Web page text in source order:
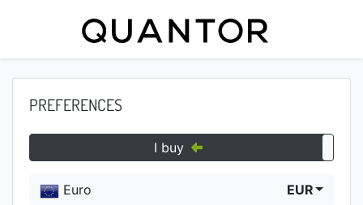
PREFERENCES
I buy
Euro EUR